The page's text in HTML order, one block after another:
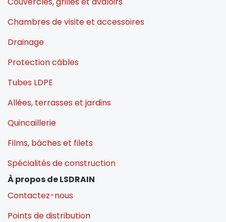
Chambres de visite et accessoires
Drainage
Protection câbles
Tubes LDPE
Allées, terrasses et jardins
Quincaillerie
Films, bâches et filets
Spécialités de construction
À propos de LSDRAIN
Contactez-nous
Points de distribution